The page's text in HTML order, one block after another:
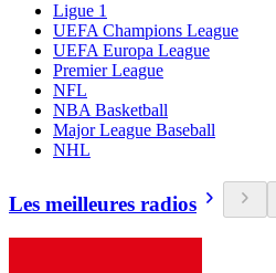
Ligue 1
UEFA Champions League
UEFA Europa League
Premier League
NFL
NBA Basketball
Major League Baseball
NHL
Les meilleures radios